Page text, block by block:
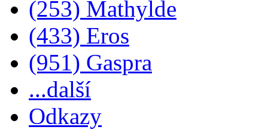
(253) Mathylde
(433) Eros
(951) Gaspra
...další
Odkazy